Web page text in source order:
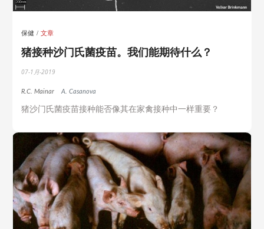
保健 文章
猪接种沙门氏菌疫苗。我们能期待什么？
07-1月-2019
R.C. Mainar A. Casanova
猪沙门氏菌疫苗接种能否像其在家禽接种中一样重要？